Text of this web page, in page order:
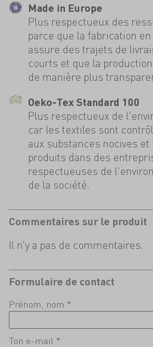
Made in Europe
Plus respectueux des
parce que la fabrication en
assure des trajets de
courts et que la
de manière plus
Oeko-Tex Standard 100
Plus respectueux de
car les textiles sont
aux substances nocives et
produits dans des
respectueuses de
de la société.
Commentaires sur le produit
Il n'y a pas de commentaires.
Formulaire de contact
Prénom, nom *
Ton e-mail *